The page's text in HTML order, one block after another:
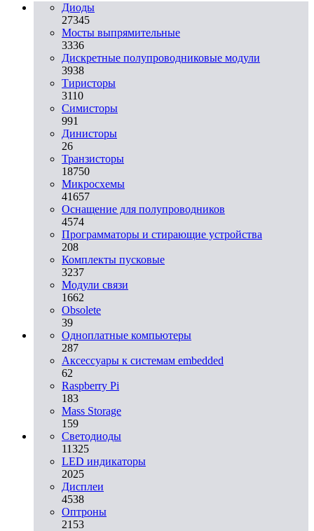
Диоды
27345
Мосты выпрямительные
3336
Дискретные полупроводниковые модули
3938
Тиристоры
3110
Симисторы
991
Динисторы
26
Транзисторы
18750
Микросхемы
41657
Оснащение для полупроводников
4574
Программаторы и стирающие устройства
208
Комплекты пусковые
3237
Модули связи
1662
Obsolete
39
Одноплатные компьютеры
287
Аксессуары к системам embedded
62
Raspberry Pi
183
Mass Storage
159
Светодиоды
11325
LED индикаторы
2025
Дисплеи
4538
Оптроны
2153